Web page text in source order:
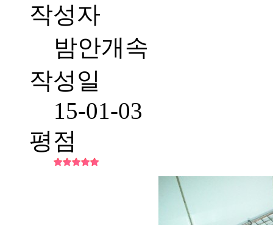
작성자
밤안개속
작성일
15-01-03
평점